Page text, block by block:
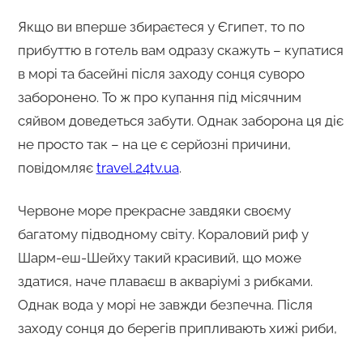
Якщо ви вперше збираєтеся у Єгипет, то по
прибуттю в готель вам одразу скажуть – купатися
в морі та басейні після заходу сонця суворо
заборонено. То ж про купання під місячним
сяйвом доведеться забути. Однак заборона ця діє
не просто так – на це є серйозні причини,
повідомляє travel.24tv.ua.
Червоне море прекрасне завдяки своєму
багатому підводному світу. Кораловий риф у
Шарм-еш-Шейху такий красивий, що може
здатися, наче плаваєш в акваріумі з рибками.
Однак вода у морі не завжди безпечна. Після
заходу сонця до берегів припливають хижі риби,